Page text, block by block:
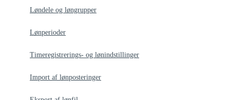
Løndele og løngrupper
Lønperioder
Timeregistrerings- og lønindstillinger
Import af lønposteringer